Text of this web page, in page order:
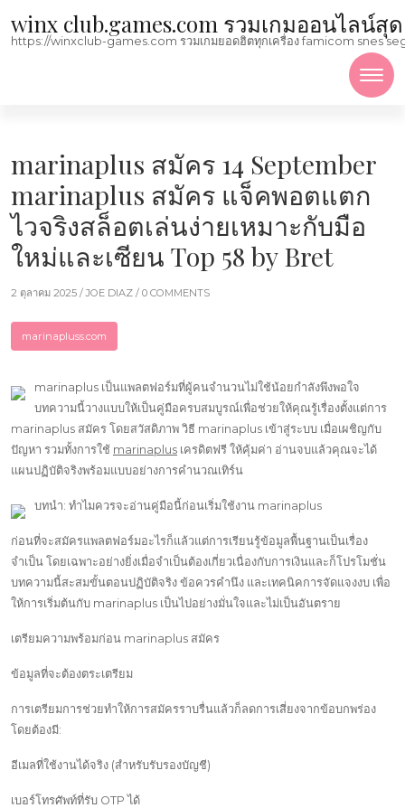
winx club.games.com รวมเกมออนไลน์สุ
https://winxclub-games.com รวมเกมยอดฮิตทุกเครื่อง famicom snes
marinaplus สมัคร 14 September
marinaplus สมัคร แจ็คพอตแตก
ไวจริงสล็อตเล่นง่ายเหมาะกับมือ
ใหม่และเซียน Top 58 by Bret
2 ตุลาคม 2025 /JOE DIAZ / 0 COMMENTS
marinapluss.com
marinaplus เป็นแพลตฟอร์มที่ผู้คนจำนวนไม่ใช้น้อยกำลังพึงพอใจ
บทความนี้วางแบบให้เป็นคู่มือครบสมบูรณ์เพื่อช่วยให้คุณรู้เรื่องตั้งแต่การ
marinaplus สมัคร โดยสวัสดิภาพ วิธี marinaplus เข้าสู่ระบบ เมื่อเผชิญกับ
ปัญหา รวมทั้งการใช้ marinaplus เครดิตฟรี ให้คุ้มค่า อ่านจบแล้วคุณจะได้
แผนปฏิบัติจริงพร้อมแบบอย่างการคำนวณเทิร์น
บทนำ: ทำไมควรจะอ่านคู่มือนี้ก่อนเริ่มใช้งาน marinaplus
ก่อนที่จะสมัครแพลตฟอร์มอะไรก็แล้วแต่การเรียนรู้ข้อมูลพื้นฐานเป็นเรื่อง
จำเป็น โดยเฉพาะอย่างยิ่งเมื่อจำเป็นต้องเกี่ยวเนื่องกับการเงินและก็โปรโมชั่น
บทความนี้สะสมขั้นตอนปฏิบัติจริง ข้อควรคำนึง และเทคนิคการจัดแจงงบ เพื่อ
ให้การเริ่มต้นกับ marinaplus เป็นไปอย่างมั่นใจและไม่เป็นอันตราย
เตรียมความพร้อมก่อน marinaplus สมัคร
ข้อมูลที่จะต้องตระเตรียม
การเตรียมการช่วยทำให้การสมัครราบรื่นแล้วก็ลดการเสี่ยงจากข้อบกพร่อง
โดยต้องมี:
อีเมลที่ใช้งานได้จริง (สำหรับรับรองบัญชี)
เบอร์โทรศัพท์ที่รับ OTP ได้